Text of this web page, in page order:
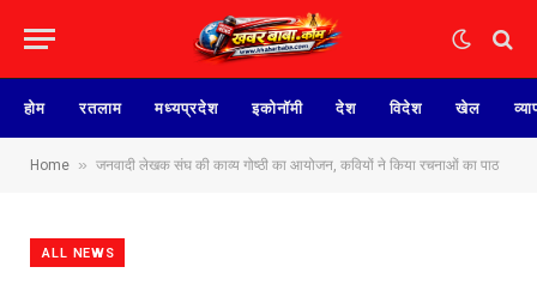
होम रतलाम मध्यप्रदेश इकोनॉमी देश विदेश खेल
Home » जनवादी लेखक संघ की काव्य गोष्ठी का आयोजन, कवियों ने किया रचनाओं का पाठ
ALL NEWS